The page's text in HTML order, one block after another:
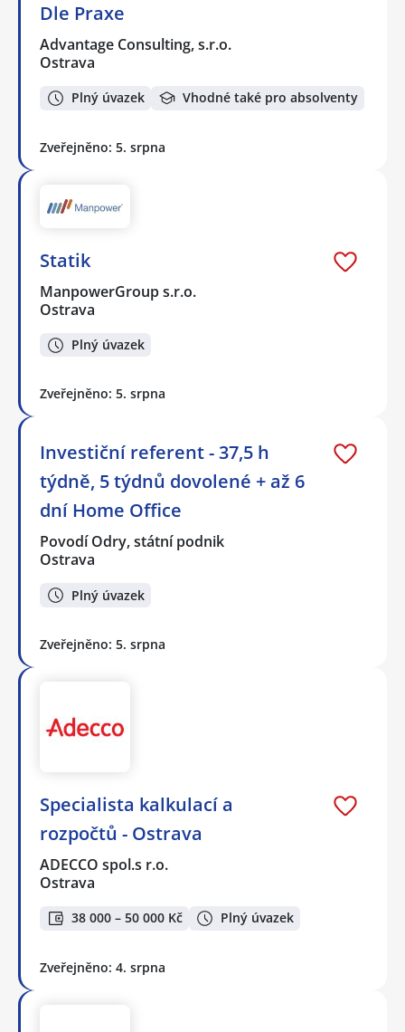
Dle Praxe
Advantage Consulting, s.r.o.
Ostrava
Plný úvazek Vhodné také pro absolventy
Zveřejněno: 5. srpna
Statik
ManpowerGroup s.r.o.
Ostrava
Plný úvazek
Zveřejněno: 5. srpna
Investiční referent - 37,5 h
týdně, 5 týdnů dovolené + až 6
dní Home Office
Povodí Odry, státní podnik
Ostrava
Plný úvazek
Zveřejněno: 5. srpna
Specialista kalkulací a
rozpočtů - Ostrava
ADECCO spol.s r.o.
Ostrava
38 000 – 50 000 Kč Plný úvazek
Zveřejněno: 4. srpna